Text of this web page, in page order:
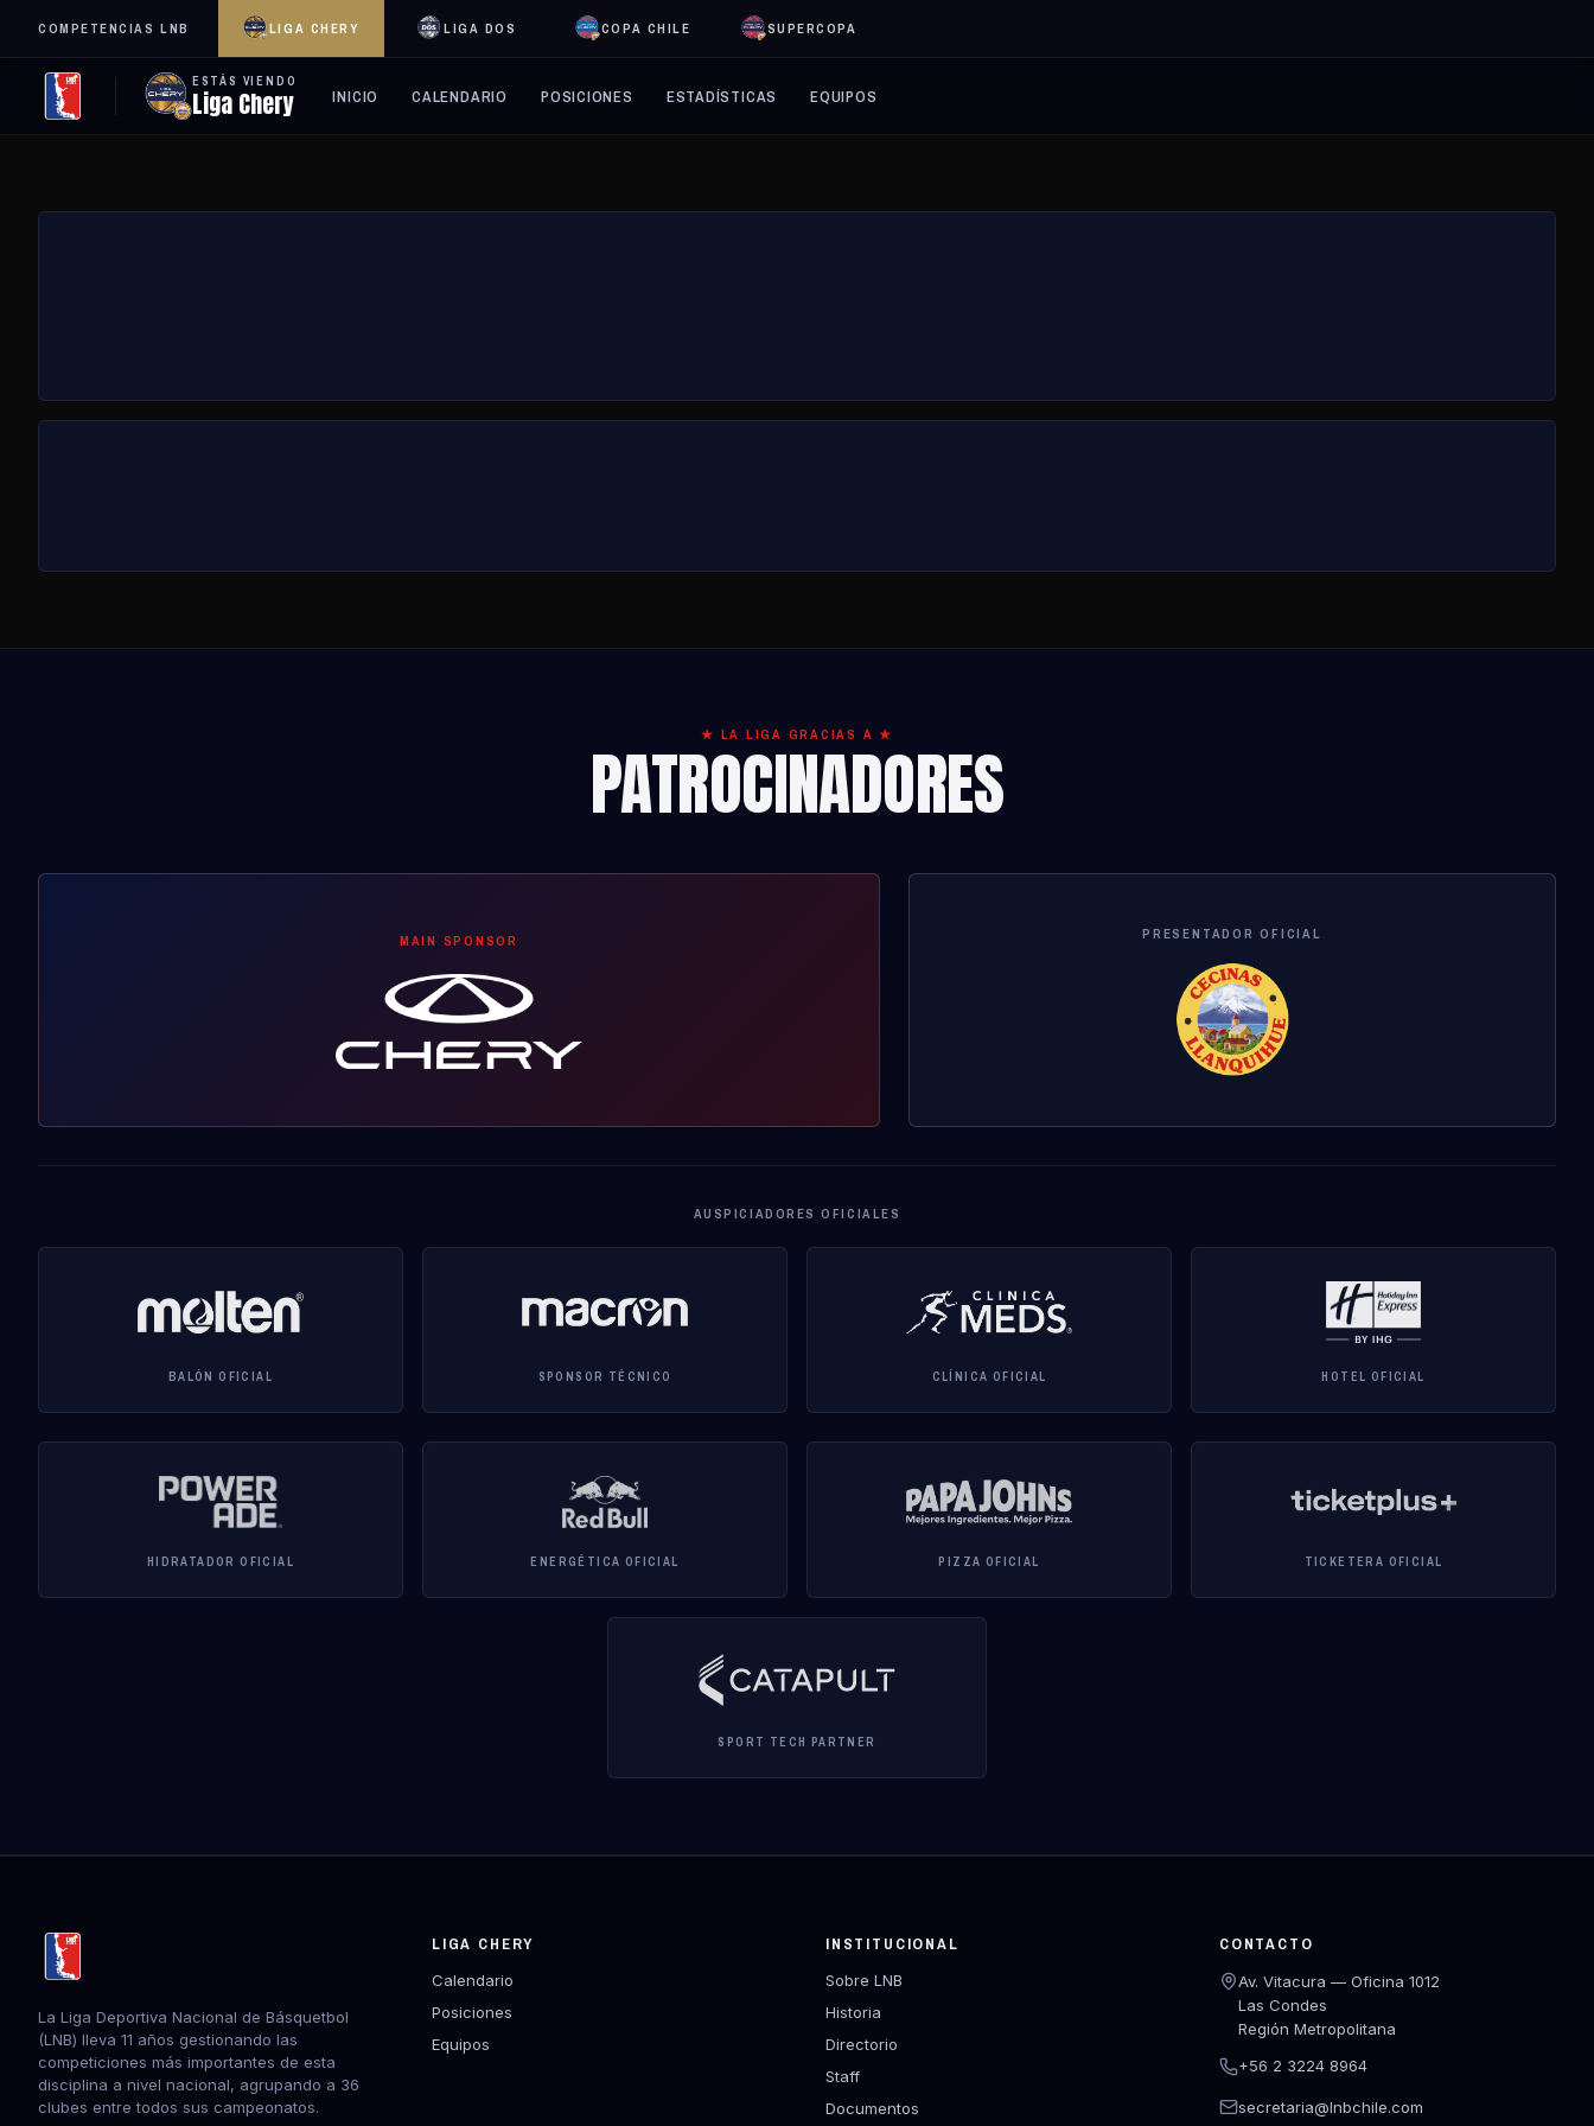
COMPETENCIAS LNB LIGA CHERY LIGA DOS COPA CHILE SUPERCOPA
ESTÁS VIENDO
Liga Chery INICIO CALENDARIO POSICIONES ESTADÍSTICAS EQUIPOS
★ LA LIGA GRACIAS A ★
PATROCINADORES
MAIN SPONSOR PRESENTADOR OFICIAL
AUSPICIADORES OFICIALES
BALÓN OFICIAL SPONSOR TÉCNICO CLÍNICA OFICIAL HOTEL OFICIAL
HIDRATADOR OFICIAL ENERGÉTICA OFICIAL PIZZA OFICIAL TICKETERA OFICIAL
SPORT TECH PARTNER
La Liga Deportiva Nacional de Básquetbol
(LNB) lleva 11 años gestionando las
competiciones más importantes de esta
disciplina a nivel nacional, agrupando a 36
clubes entre todos sus campeonatos.
LIGA CHERY
Calendario
Posiciones
Equipos
INSTITUCIONAL
Sobre LNB
Historia
Directorio
Staff
Documentos
CONTACTO
Av. Vitacura — Oficina 1012
Las Condes
Región Metropolitana
+56 2 3224 8964
secretaria@lnbchile.com